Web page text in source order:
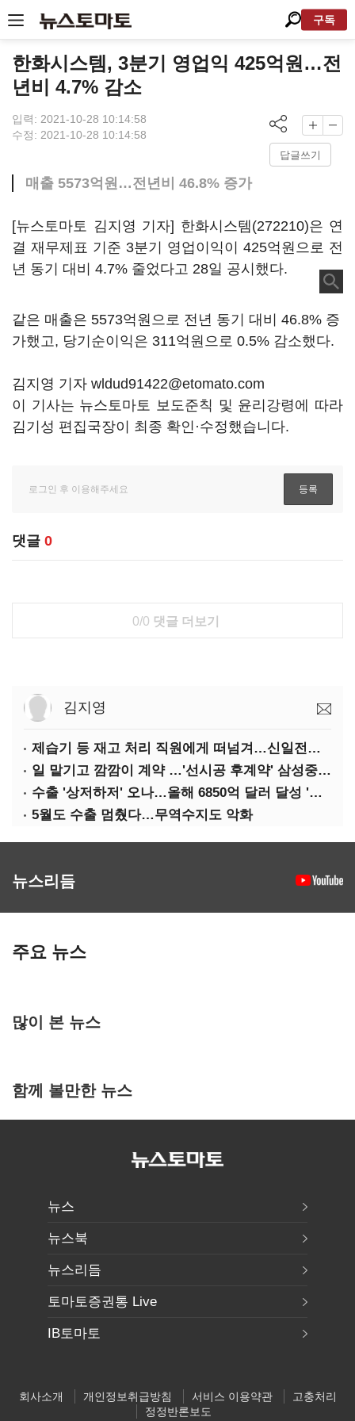
구독
한화시스템, 3분기 영업익 425억원…전
년비 4.7% 감소
입력: 2021-10-28 10:14:58
수정: 2021-10-28 10:14:58
답글쓰기
매출 5573억원…전년비 46.8% 증가
[뉴스토마토 김지영 기자] 한화시스템(272210)은 연
결 재무제표 기준 3분기 영업이익이 425억원으로 전
년 동기 대비 4.7% 줄었다고 28일 공시했다.
같은 매출은 5573억원으로 전년 동기 대비 46.8% 증
가했고, 당기순이익은 311억원으로 0.5% 감소했다.
김지영 기자 wldud91422@etomato.com
이 기사는 뉴스토마토 보도준칙 및 윤리강령에 따라
김기성 편집국장이 최종 확인·수정했습니다.
댓글 0
0/0 댓글 더보기
김지영
제습기 등 재고 처리 직원에게 떠넘겨…신일전자 '과징금 처벌'
일 맡기고 깜깜이 계약 …'선시공 후계약' 삼성중공업 덜미
수출 '상저하저' 오나…올해 6850억 달러 달성 '빨간불'
5월도 수출 멈췄다…무역수지도 악화
뉴스리듬
주요 뉴스
많이 본 뉴스
함께 볼만한 뉴스
뉴스
뉴스북
뉴스리듬
토마토증권통 Live
IB토마토
회사소개 개인정보취급방침 서비스 이용약관
고충처리
정정반론보도